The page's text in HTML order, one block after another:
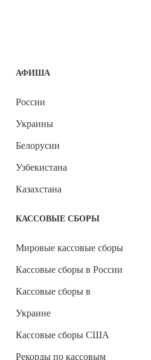
АФИША
России
Украины
Белорусии
Узбекистана
Казахстана
КАССОВЫЕ СБОРЫ
Мировые кассовые сборы
Кассовые сборы в России
Кассовые сборы в
Украине
Кассовые сборы США
Рекорды по кассовым